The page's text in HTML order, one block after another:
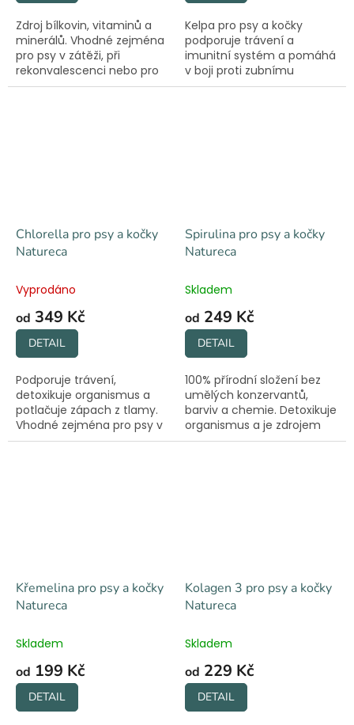
Zdroj bílkovin, vitaminů a
minerálů. Vhodné zejména
pro psy v zátěži, při
rekonvalescenci nebo pro
psí seniory. 100% přírodní.
Kelpa pro psy a kočky
podporuje trávení a
imunitní systém a pomáhá
v boji proti zubnímu
kameni. 100% přírodní
Chlorella pro psy a kočky
Natureca
Vyprodáno
od 349 Kč
DETAIL
Podporuje trávení,
detoxikuje organismus a
potlačuje zápach z tlamy.
Vhodné zejména pro psy v
zátěži či po zákroku. 100%
Spirulina pro psy a kočky
Natureca
Skladem
od 249 Kč
DETAIL
100% přírodní složení bez
umělých konzervantů,
barviv a chemie. Detoxikuje
organismus a je zdrojem
vitaminů, minerálů a
Křemelina pro psy a kočky
Natureca
Skladem
od 199 Kč
DETAIL
Kolagen 3 pro psy a kočky
Natureca
Skladem
od 229 Kč
DETAIL